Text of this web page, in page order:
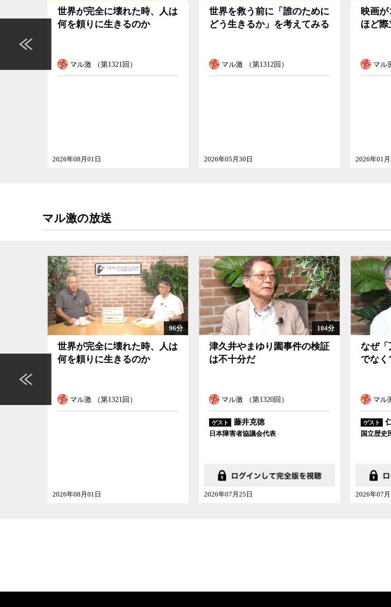
の沖縄密約報道が世紀のスクープであり、密約によって無数の法令違反を犯している当時の佐
作首相、福田赳夫蔵相を始めとする当事者たちの犯した罪が、公務員法違反の西山氏よりも遙
重いことは明らかではないのか。しかも、現自民党政権が密約はなかったことの根拠としてきた
いことに、歴代の日本政府は密約の存在を否定するという「嘘」をつき続けてきた。密約の存
らも、見えてくるものはもはや目を覆うばかりの制度劣化だけだ。極度に劣化した制度のもと
世界を救う前に「誰のために
どう生きるか」を考えてみる
マル激 （第1312回）
2026年05月30日
映画がコミカルに描けば描く
ほど際立つ絶望と向き合う
マル激 （第1295回）
2026年01月31日
希望
く
マ
2025年
マル激の放送
104分
津久井やまゆり園事件の検証
は不十分だ
マル激 （第1320回）
2026年07月25日
91分
なぜ「万世一系・男系男子」
でなくてはならないのか
マル激 （第1319回）
ゲスト 仁藤敦史
国立歴史民俗博物館名誉教授
2026年07月18日
この
は救
マ
ゲスト
衆院議
2026年